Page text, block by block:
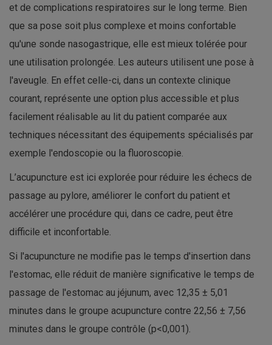
et de complications respiratoires sur le long terme. Bien
que sa pose soit plus complexe et moins confortable
qu'une sonde nasogastrique, elle est mieux tolérée pour
une utilisation prolongée. Les auteurs utilisent une pose à
l'aveugle. En effet celle-ci, dans un contexte clinique
courant, représente une option plus accessible et plus
facilement réalisable au lit du patient comparée aux
techniques nécessitant des équipements spécialisés par
exemple l'endoscopie ou la fluoroscopie.
L’acupuncture est ici explorée pour réduire les échecs de
passage au pylore, améliorer le confort du patient et
accélérer une procédure qui, dans ce cadre, peut être
difficile et inconfortable.
Si l'acupuncture ne modifie pas le temps d'insertion dans
l'estomac, elle réduit de manière significative le temps de
passage de l'estomac au jéjunum, avec 12,35 ± 5,01
minutes dans le groupe acupuncture contre 22,56 ± 7,56
minutes dans le groupe contrôle (p<0,001).